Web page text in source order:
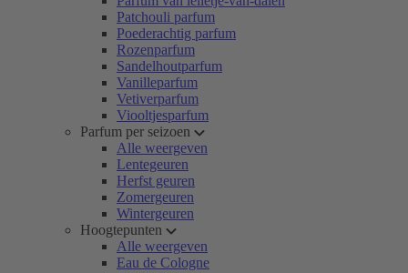
Patchouli parfum
Poederachtig parfum
Rozenparfum
Sandelhoutparfum
Vanilleparfum
Vetiverparfum
Viooltjesparfum
Parfum per seizoen
Alle weergeven
Lentegeuren
Herfst geuren
Zomergeuren
Wintergeuren
Hoogtepunten
Alle weergeven
Eau de Cologne